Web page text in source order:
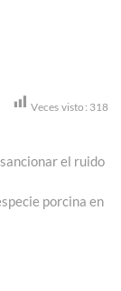
Veces visto: 318
el ruido
porcina en